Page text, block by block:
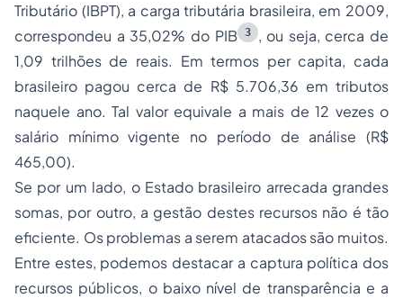
Tributário (IBPT), a carga tributária brasileira, em 2009,
correspondeu a 35,02% do PIB
3 , ou seja, cerca de
1,09 trilhões de reais. Em termos per capita, cada
brasileiro pagou cerca de R$ 5.706,36 em tributos
naquele ano. Tal valor equivale a mais de 12 vezes o
salário mínimo vigente no período de análise (R$
465,00).
Se por um lado, o Estado brasileiro arrecada grandes
somas, por outro, a gestão destes recursos não é tão
eficiente. Os problemas a serem atacados são muitos.
Entre estes, podemos destacar a captura política dos
recursos públicos, o baixo nível de transparência e a